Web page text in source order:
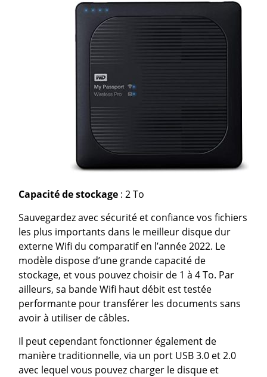
Capacité de stockage : 2 To
Sauvegardez avec sécurité et confiance vos fichiers
les plus importants dans le meilleur disque dur
externe Wifi du comparatif en l’année 2022. Le
modèle dispose d’une grande capacité de
stockage, et vous pouvez choisir de 1 à 4 To. Par
ailleurs, sa bande Wifi haut débit est testée
performante pour transférer les documents sans
avoir à utiliser de câbles.
Il peut cependant fonctionner également de
manière traditionnelle, via un port USB 3.0 et 2.0
avec lequel vous pouvez charger le disque et